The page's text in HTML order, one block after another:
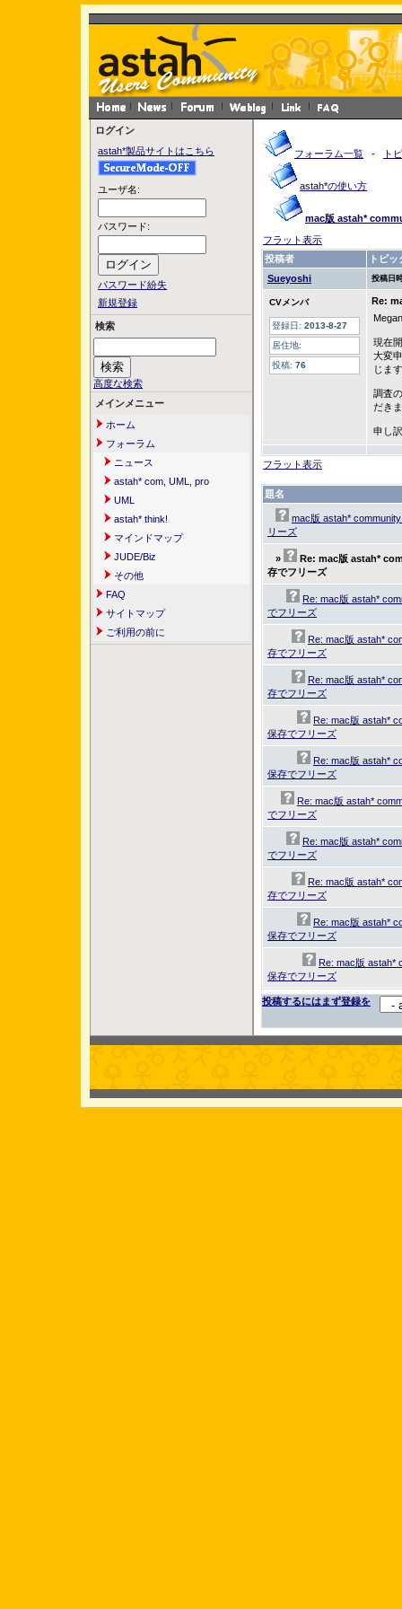
ログイン
astah*製品サイトはこちら
ユーザ名:
パスワード:
パスワード紛失
新規登録
検索
高度な検索
メインメニュー
ホーム
フォーラム
ニュース
astah* com, UML, pro
UML
astah* think!
マインドマップ
JUDE/Biz
その他
FAQ
サイトマップ
ご利用の前に
フォーラム一覧 - ト
astah*の使い方
mac版 astah*
フラット表示
投稿者
トピッ
Sueyoshi
投稿日
CVメンバ
登録日: 2013-8-27
居住地:
投稿: 76
Re:
現在
大変
じま
調査
だき
申し
フラット表示
題名
mac版 astah*
リーズ
»
Re: mac版 astah*
存でフリーズ
Re: mac版 astah*
でフリーズ
Re: mac版 astah*
存でフリーズ
Re: mac版 astah*
存でフリーズ
Re: mac版 astah*
保存でフリーズ
Re: mac版 astah*
保存でフリーズ
Re: mac版 astah*
でフリーズ
Re: mac版 astah*
でフリーズ
Re: mac版 astah*
存でフリーズ
Re: mac版 astah*
保存でフリーズ
Re: mac版 astah*
保存でフリーズ
投稿するにはまず登録を